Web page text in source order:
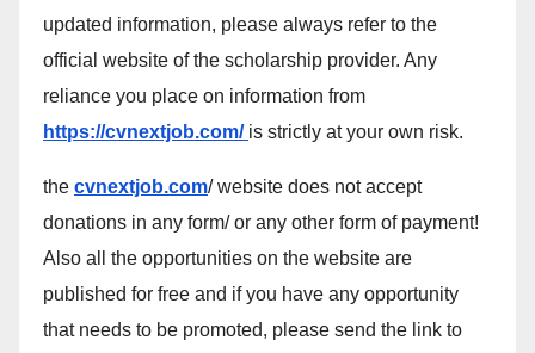
updated information, please always refer to the
official website of the scholarship provider. Any
reliance you place on information from
https://cvnextjob.com/ is strictly at your own risk.
the cvnextjob.com/ website does not accept
donations in any form/ or any other form of payment!
Also all the opportunities on the website are
published for free and if you have any opportunity
that needs to be promoted, please send the link to